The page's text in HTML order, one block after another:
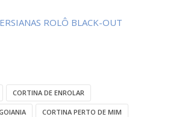
ROLÔ BLACK-OUT
CORTINA DE ENROLAR
CORTINA PERTO DE MIM